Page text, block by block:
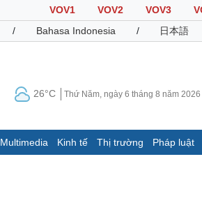
VOV1 VOV2 VOV3
/ Bahasa Indonesia / 日本語
26°C Thứ Năm, ngày 6 tháng 8 năm 2026
Multimedia Kinh tế Thị trường Pháp luật